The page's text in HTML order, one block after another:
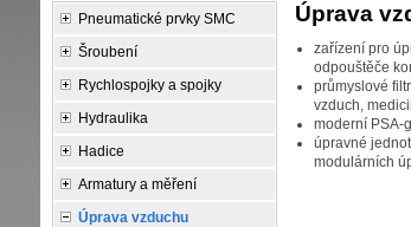
Úprava
zařízení pro
odpouštěče
průmyslové
vzduch,
moderní PSA-
úpravné
modulárních
Pneumatické prvky SMC
Šroubení
Rychlospojky a spojky
Hydraulika
Hadice
Armatury a měření
Úprava vzduchu